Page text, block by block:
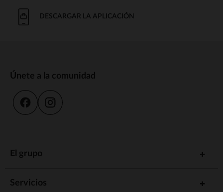
DESCARGAR LA APLICACIÓN
Únete a la comunidad
El grupo
Servicios